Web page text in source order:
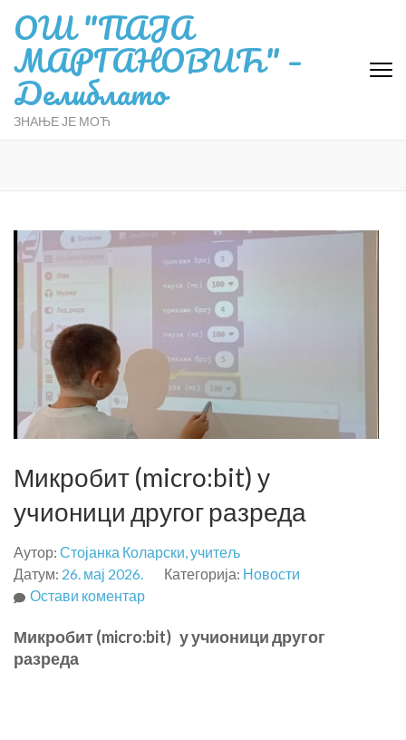
ОШ "ПАЈА
МАРГАНОВИЋ" –
Делиблато
ЗНАЊЕ ЈЕ МОЋ
Микробит (micro:bit) у
учионици другог разреда
Аутор: Стојанка Коларски, учитељ
Датум: 26. мај 2026. Категорија: Новости
Остави коментарна
(micro:bit)
Микробит(micro:bit) у учионици другог
разреда